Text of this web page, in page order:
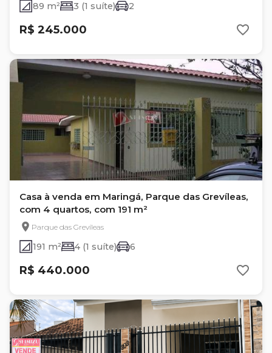
89 m² 3 (1 suíte) 2
R$ 245.000
Casa à venda em Maringá, Parque das Grevíleas,
com 4 quartos, com 191 m²
Parque das Grevíleas
191 m² 4 (1 suíte) 6
R$ 440.000